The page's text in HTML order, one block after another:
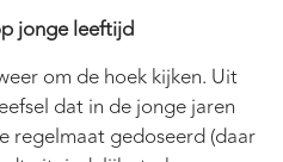
jonge leeftijd
om de hoek kijken. Uit
dat in de jonge jaren
regelmaat gedoseerd (daar